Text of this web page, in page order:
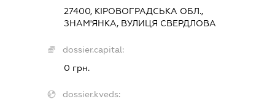
27400, КІРОВОГРАДСЬКА ОБЛ.,
ЗНАМ'ЯНКА, ВУЛИЦЯ СВЕРДЛОВА
dossier.capital:
0 грн.
dossier.kveds: